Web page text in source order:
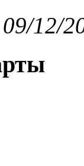
12/